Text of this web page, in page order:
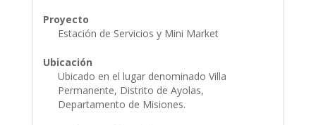
Proyecto
Estación de Servicios y Mini Market
Ubicación
Ubicado en el lugar denominado Villa
Permanente, Distrito de Ayolas,
Departamento de Misiones.